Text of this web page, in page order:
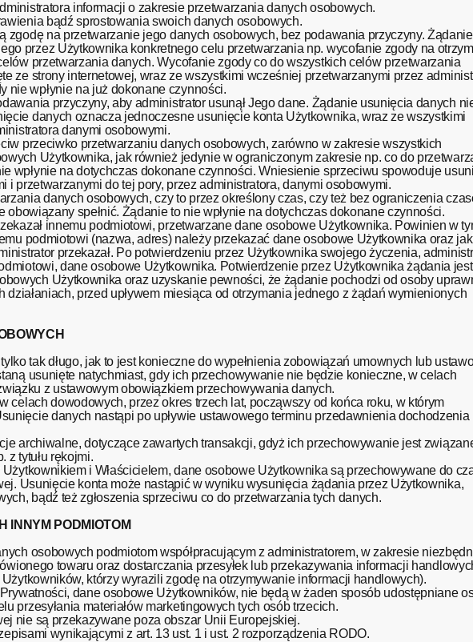
informacji o zakresie przetwarzania danych osobowych.
bądź sprostowania swoich danych osobowych.
zgodę na przetwarzanie jego danych osobowych, bez podawania przyczyny. Żądanie
przez Użytkownika konkretnego celu przetwarzania np. wycofanie zgody na
przetwarzania danych. Wycofanie zgody co do wszystkich celów przetwarzania
ze strony internetowej, wraz ze wszystkimi wcześniej przetwarzanymi przez
nie wpłynie na już dokonane czynności.
przyczyny, aby administrator usunął Jego dane. Żądanie usunięcia danych
danych oznacza jednoczesne usunięcie konta Użytkownika, wraz ze wszystkimi
danymi osobowymi.
przeciwko przetwarzaniu danych osobowych, zarówno w zakresie wszystkich
Użytkownika, jak również jedynie w ograniczonym zakresie np. co do
wpłynie na dotychczas dokonane czynności. Wniesienie sprzeciwu spowoduje
i przetwarzanymi do tej pory, przez administratora, danymi osobowymi.
danych osobowych, czy to przez określony czas, czy też bez ograniczenia
spełnić. Żądanie to nie wpłynie na dotychczas dokonane czynności.
innemu podmiotowi, przetwarzane dane osobowe Użytkownika. Powinien w
podmiotowi (nazwa, adres) należy przekazać dane osobowe Użytkownika oraz
przekazał. Po potwierdzeniu przez Użytkownika swojego życzenia,
dane osobowe Użytkownika. Potwierdzenie przez Użytkownika żądania jest
Użytkownika oraz uzyskanie pewności, że żądanie pochodzi od osoby
przed upływem miesiąca od otrzymania jednego z żądań wymienionych
tak długo, jak to jest konieczne do wypełnienia zobowiązań umownych lub
usunięte natychmiast, gdy ich przechowywanie nie będzie konieczne, w celach
z ustawowym obowiązkiem przechowywania danych.
celach dowodowych, przez okres trzech lat, począwszy od końca roku, w którym
danych nastąpi po upływie ustawowego terminu przedawnienia dochodzenia
archiwalne, dotyczące zawartych transakcji, gdyż ich przechowywanie jest
z tytułu rękojmi.
i Właścicielem, dane osobowe Użytkownika są przechowywane do
Usunięcie konta może nastąpić w wyniku wysunięcia żądania przez Użytkownika,
bądź też zgłoszenia sprzeciwu co do przetwarzania tych danych.
INNYM PODMIOTOM
osobowych podmiotom współpracującym z administratorem, w zakresie
towaru oraz dostarczania przesyłek lub przekazywania informacji
którzy wyrazili zgodę na otrzymywanie informacji handlowych).
dane osobowe Użytkowników, nie będą w żaden sposób udostępniane
przesyłania materiałów marketingowych tych osób trzecich.
nie są przekazywane poza obszar Unii Europejskiej.
wynikającymi z art. 13 ust. 1 i ust. 2 rozporządzenia RODO.